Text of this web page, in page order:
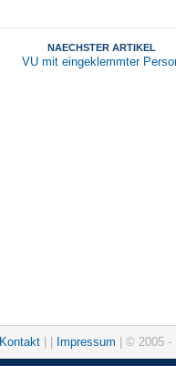
NAECHSTER ARTIKEL
VU mit eingeklemmter
Kontakt Impressum | © 2005 -